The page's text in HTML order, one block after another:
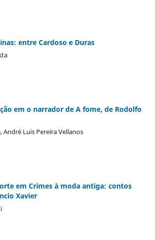
entre Cardoso e Duras
em o narrador de A fome, de Rodolfo
André Luis Pereira Vellanos
em Crimes à moda antiga: contos
Xavier